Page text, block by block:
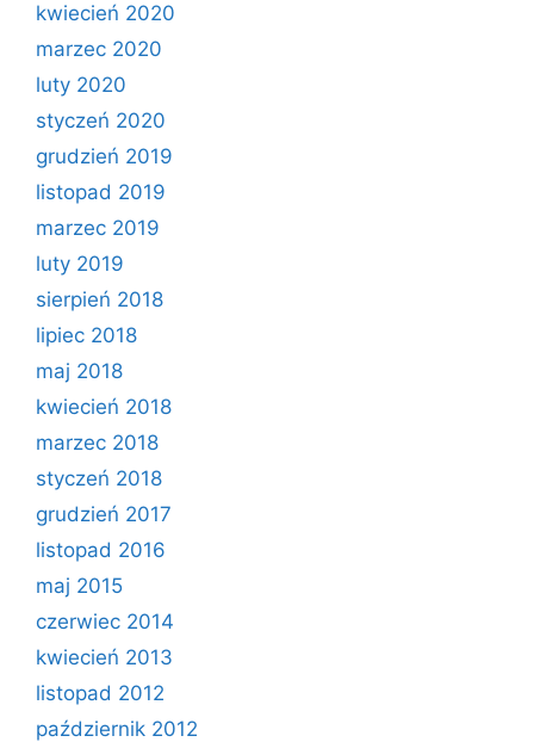
kwiecień 2020
marzec 2020
luty 2020
styczeń 2020
grudzień 2019
listopad 2019
marzec 2019
luty 2019
sierpień 2018
lipiec 2018
maj 2018
kwiecień 2018
marzec 2018
styczeń 2018
grudzień 2017
listopad 2016
maj 2015
czerwiec 2014
kwiecień 2013
listopad 2012
październik 2012